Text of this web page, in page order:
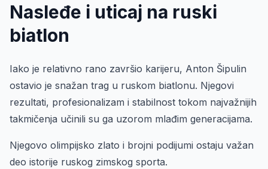
Nasleđe i uticaj na ruski
biatlon
Iako je relativno rano završio karijeru, Anton Šipulin
ostavio je snažan trag u ruskom biatlonu. Njegovi
rezultati, profesionalizam i stabilnost tokom najvažnijih
takmičenja učinili su ga uzorom mlađim generacijama.
Njegovo olimpijsko zlato i brojni podijumi ostaju važan
deo istorije ruskog zimskog sporta.